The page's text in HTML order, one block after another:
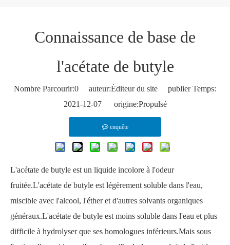
Connaissance de base de
l'acétate de butyle
Nombre Parcourir:0 auteur:Éditeur du site publier Temps:
2021-12-07 origine:Propulsé
enquête
L'acétate de butyle est un liquide incolore à l'odeur
fruitée.L'acétate de butyle est légèrement soluble dans l'eau,
miscible avec l'alcool, l'éther et d'autres solvants organiques
généraux.L'acétate de butyle est moins soluble dans l'eau et plus
difficile à hydrolyser que ses homologues inférieurs.Mais sous